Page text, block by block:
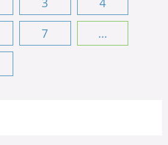
7
...